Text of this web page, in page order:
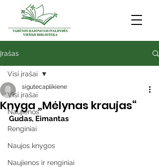
Įrašas
Visi įrašai
Naujienos
Renginiai
Naujos knygos
Naujienos ir renginiai
Visi įrašai
Knyga „Mėlynas kraujas“
sigutecaplikiene
Gudas, Eimantas